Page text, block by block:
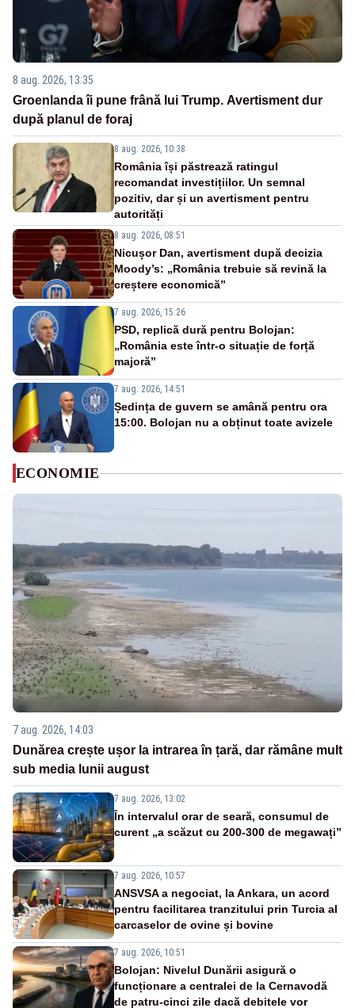
8 aug. 2026, 13:35
Groenlanda îi pune frână lui Trump. Avertisment dur
după planul de foraj
8 aug. 2026, 10:38
România își păstrează ratingul
recomandat investițiilor. Un semnal
pozitiv, dar și un avertisment pentru
autorități
8 aug. 2026, 08:51
Nicușor Dan, avertisment după decizia
Moody’s: „România trebuie să revină la
creștere economică”
7 aug. 2026, 15:26
PSD, replică dură pentru Bolojan:
„România este într-o situație de forță
majoră”
7 aug. 2026, 14:51
Ședința de guvern se amână pentru ora
15:00. Bolojan nu a obținut toate avizele
ECONOMIE
7 aug. 2026, 14:03
Dunărea crește ușor la intrarea în țară, dar rămâne mult
sub media lunii august
7 aug. 2026, 13:02
În intervalul orar de seară, consumul de
curent „a scăzut cu 200-300 de megawați”
7 aug. 2026, 10:57
ANSVSA a negociat, la Ankara, un acord
pentru facilitarea tranzitului prin Turcia al
carcaselor de ovine și bovine
7 aug. 2026, 10:51
Bolojan: Nivelul Dunării asigură o
funcționare a centralei de la Cernavodă
de patru-cinci zile dacă debitele vor